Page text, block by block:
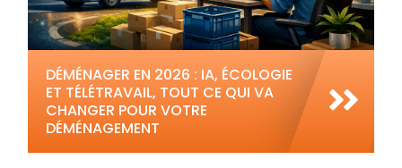
DÉMÉNAGER EN 2026 : IA, ÉCOLOGIE
ET TÉLÉTRAVAIL, TOUT CE QUI VA
CHANGER POUR VOTRE
DÉMÉNAGEMENT